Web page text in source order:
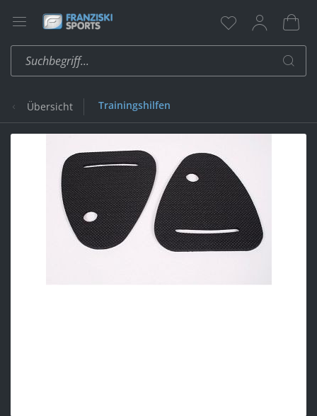
Übersicht Trainingshilfen